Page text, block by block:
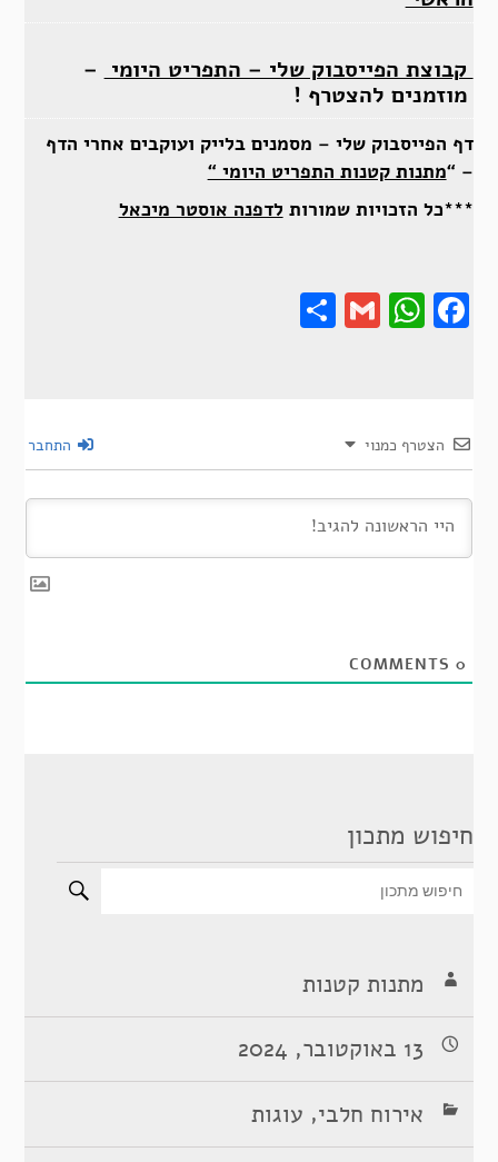
קבוצת הפייסבוק שלי – התפריט היומי –
מוזמנים להצטרף !
דף הפייסבוק שלי – מסמנים בלייק ועוקבים אחרי הדף
– “מתנות קטנות התפריט היומי “
***כל הזכויות שמורות לדפנה אוסטר מיכאל
Gmail
Share
הצטרף כמנוי התחבר
0
חיפוש מתכון
מתנות קטנות
13 באוקטובר, 2024
אירוח חלבי, עוגות